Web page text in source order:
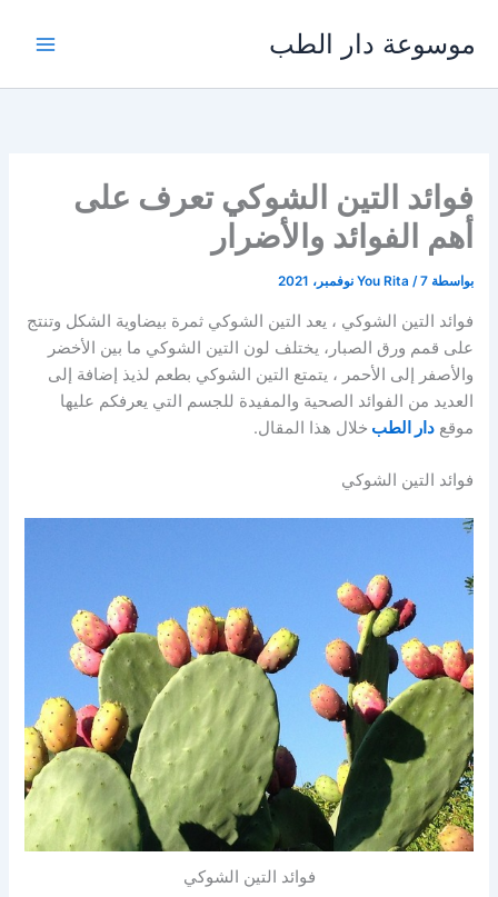
المحتوى
موسوعة دار الطب
فوائد التين الشوكي تعرف على
أهم الفوائد والأضرار
بواسطة You Rita /7 نوفمبر، 2021
فوائد التين الشوكي ، يعد التين الشوكي ثمرة بيضاوية الشكل وتنتج
على قمم ورق الصبار، يختلف لون التين الشوكي ما بين الأخضر
والأصفر إلى الأحمر ، يتمتع التين الشوكي بطعم لذيذ إضافة إلى
العديد من الفوائد الصحية والمفيدة للجسم التي يعرفكم عليها
موقعدار الطب خلال هذا المقال.
فوائد التين الشوكي
فوائد التين الشوكي